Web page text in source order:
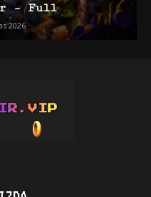
– Full
2026